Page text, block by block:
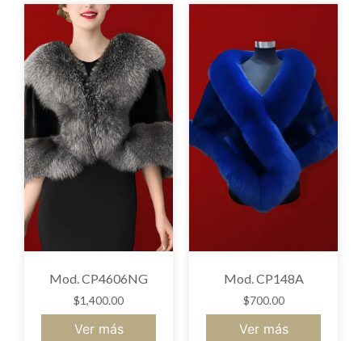
Mod. CP4606NG
$1,400.00
Ver más
Mod. CP148A
$700.00
Ver más